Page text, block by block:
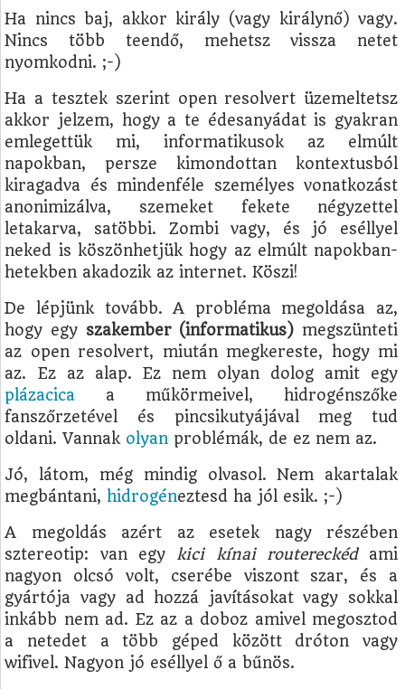
Ha nincs baj, akkor király (vagy királynő) vagy.
Nincs több teendő, mehetsz vissza netet
nyomkodni. ;-)
Ha a tesztek szerint open resolvert üzemeltetsz
akkor jelzem, hogy a te édesanyádat is gyakran
emlegettük mi, informatikusok az elmúlt
napokban, persze kimondottan kontextusból
kiragadva és mindenféle személyes vonatkozást
anonimizálva, szemeket fekete négyzettel
letakarva, satöbbi. Zombi vagy, és jó eséllyel
neked is köszönhetjük hogy az elmúlt napokban-
hetekben akadozik az internet. Köszi!
De lépjünk tovább. A probléma megoldása az,
hogy egy szakember (informatikus) megszünteti
az open resolvert, miután megkereste, hogy mi
az. Ez az alap. Ez nem olyan dolog amit egy
plázacica a műkörmeivel, hidrogénszőke
fanszőrzetével és pincsikutyájával meg tud
oldani. Vannak olyan problémák, de ez nem az.
Jó, látom, még mindig olvasol. Nem akartalak
megbántani, hidrogéneztesd ha jól esik. ;-)
A megoldás azért az esetek nagy részében
sztereotip: van egy kici kínai routereckédami
nagyon olcsó volt, cserébe viszont szar, és a
gyártója vagy ad hozzá javításokat vagy sokkal
inkább nem ad. Ez az a doboz amivel megosztod
a netedet a több géped között dróton vagy
wifivel. Nagyon jó eséllyel ő a bűnös.